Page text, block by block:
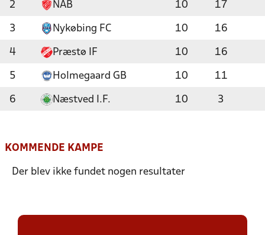
2 NAB 10 17
3 Nykøbing FC 10 16
4 Præstø IF 10 16
5 Holmegaard GB 10 11
6 Næstved I.F. 10 3
KOMMENDE KAMPE
Der blev ikke fundet nogen resultater